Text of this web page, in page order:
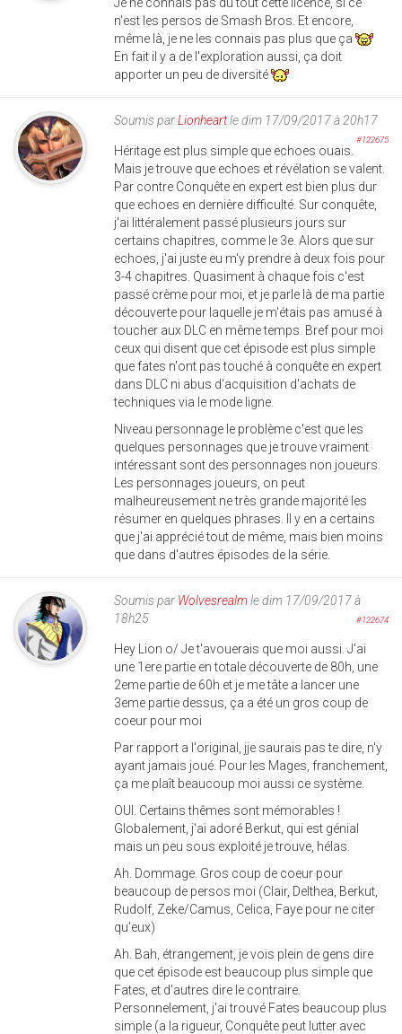
n'est les persos de Smash Bros. Et encore,
même là, je ne les connais pas plus que ça
En fait il y a de l'exploration aussi, ça doit
apporter un peu de diversité
Soumis parLionheartle dim 17/09/2017 à 20h17
#122675
Héritage est plus simple que echoes ouais.
Mais je trouve que echoes et révélation se valent.
Par contre Conquête en expert est bien plus dur
que echoes en dernière difficulté. Sur conquête,
j'ai littéralement passé plusieurs jours sur
certains chapitres, comme le 3e. Alors que sur
echoes, j'ai juste eu m'y prendre à deux fois pour
3-4 chapitres. Quasiment à chaque fois c'est
passé crème pour moi, et je parle là de ma partie
découverte pour laquelle je m'étais pas amusé à
toucher aux DLC en même temps. Bref pour moi
ceux qui disent que cet épisode est plus simple
que fates n'ont pas touché à conquête en expert
dans DLC ni abus d'acquisition d'achats de
techniques via le mode ligne.
Niveau personnage le problème c'est que les
quelques personnages que je trouve vraiment
intéressant sont des personnages non joueurs.
Les personnages joueurs, on peut
malheureusement ne très grande majorité les
résumer en quelques phrases. Il y en a certains
que j'ai apprécié tout de même, mais bien moins
que dans d'autres épisodes de la série.
Soumis par Wolvesrealmle dim 17/09/2017 à
18h25
#122674
Hey Lion o/ Je t'avouerais que moi aussi. J'ai
une 1ere partie en totale découverte de 80h, une
2eme partie de 60h et je me tâte a lancer une
3eme partie dessus, ça a été un gros coup de
coeur pour moi
Par rapport a l'original, jje saurais pas te dire, n'y
ayant jamais joué. Pour les Mages, franchement,
ça me plaît beaucoup moi aussi ce système.
OUI. Certains thêmes sont mémorables !
Globalement, j'ai adoré Berkut, qui est génial
mais un peu sous exploité je trouve, hélas.
Ah. Dommage. Gros coup de coeur pour
beaucoup de persos moi (Clair, Delthea, Berkut,
Rudolf, Zeke/Camus, Celica, Faye pour ne citer
qu'eux)
Ah. Bah, étrangement, je vois plein de gens dire
que cet épisode est beaucoup plus simple que
Fates, et d'autres dire le contraire.
Personnelement, j'ai trouvé Fates beaucoup plus
simple (a la rigueur, Conquête peut lutter avec